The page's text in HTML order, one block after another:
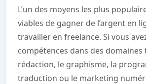
L’un des moyens les plus
viables de gagner de l’argent en
travailler en freelance. Si vous
compétences dans des domaines
rédaction, le graphisme, la
traduction ou le marketing